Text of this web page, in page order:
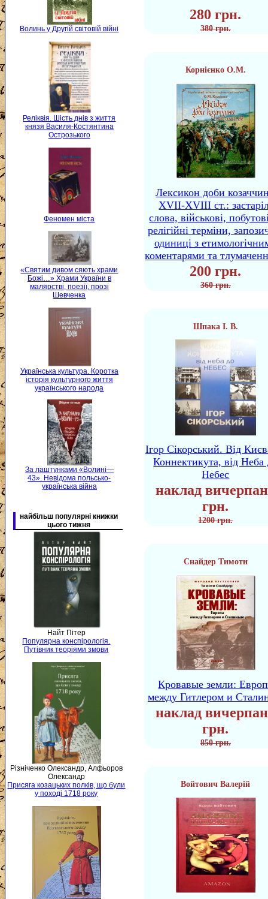
Волинь у Другій світовій війні
Реліквія. Шість днів з життя
князя Василя-Костянтина
Острозького
Феномен міста
«Святим дивом сяють храми
Божі…» Храми України в
малярстві, поезії, прозі
Шевченка
Українська культура. Коротка
історія культурного життя
українського народа
За лаштунками «Волині—
43». Невідома польсько-
українська війна
найбільш популярні книжки
цього тижня
Найт Пітер
Популярна конспірологія.
Путівник теоріями змови
Різніченко Олександр, Алфьоров
Олександр
Присяга козацьких полків, що були
у поході 1718 року
280 грн.
380 грн.
Корнієнко О.М.
Лексикон доби
XVII-XVIII ст.:
слова, військові,
релігійні терміни,
одиниці з
коментарями та
200 грн.
360 грн.
Шпака І. В.
Ігор Сікорський. Від
Коннектикута, від Неба
Небес
наклад
грн.
1200 грн.
Снайдер Тимоти
Кровавые земли:
между Гитлером и
наклад
грн.
850 грн.
Войтович Валерій